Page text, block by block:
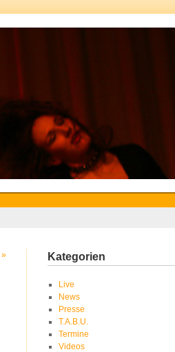
» Kategorien
Live
News
Presse
T.A.B.U.
Termine
Videos